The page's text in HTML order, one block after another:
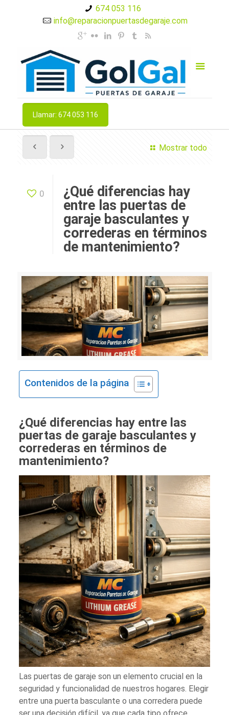
674 053 116
info@reparacionpuertasdegaraje.com
Llamar: 674 053 116
Mostrar todo
0
¿Qué diferencias hay
entre las puertas de
garaje basculantes y
correderas en términos
de mantenimiento?
Contenidos de la página
¿Qué diferencias hay entre las
puertas de garaje basculantes y
correderas en términos de
mantenimiento?
Las puertas de garaje son un elemento crucial en la
seguridad y funcionalidad de nuestros hogares. Elegir
entre una puerta basculante o una corredera puede
ser una decisión difícil, ya que cada tipo ofrece